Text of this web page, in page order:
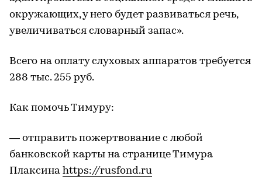
окружающих, у него будет развиваться речь,
увеличиваться словарный запас».
Всего на оплату слуховых аппаратов требуется
288 тыс. 255 руб.
Как помочь Тимуру:
— отправить пожертвование с любой
банковской карты на странице Тимура
Плаксина https://rusfond.ru